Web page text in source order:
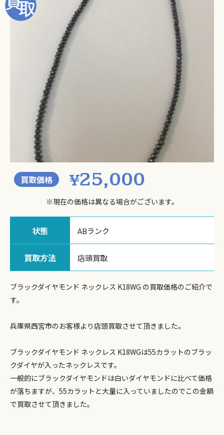
買取価格 ¥25,000
※現在の価格は異なる場合がございます。
状態 ABランク
買取方法 店頭買取
ブラックダイヤモンド ネックレス K18WG の買取価格のご紹介で
す。
兵庫県西宮市のお客様より店頭買取させて頂きました。
ブラックダイヤモンド ネックレス K18WGは55カラットのブラッ
クダイヤが入ったネックレスです。
一般的にブラックダイヤモンドは白いダイヤモンドに比べて価格
が落ちますが、55カラットと大量に入っていましたのでこの金額
で買取させて頂きました。